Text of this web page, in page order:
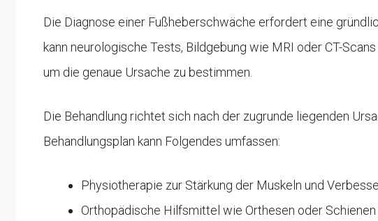
Die Diagnose einer Fußheberschwäche erfordert eine
kann neurologische Tests, Bildgebung wie MRI oder CT-
um die genaue Ursache zu bestimmen.
Die Behandlung richtet sich nach der zugrunde liegenden
Behandlungsplan kann Folgendes umfassen:
Physiotherapie zur Stärkung der Muskeln und
Orthopädische Hilfsmittel wie Orthesen oder